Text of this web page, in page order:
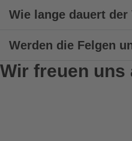
Wie lange dauert der
Werden die Felgen
Wir freuen uns